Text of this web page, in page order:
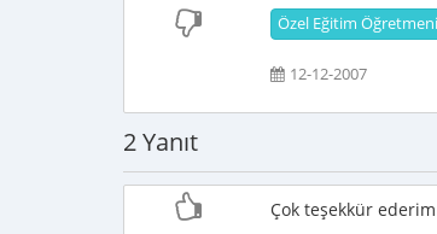
Özel Eğitim Öğretmeni
12-12-2007
2 Yanıt
Çok teşekkür